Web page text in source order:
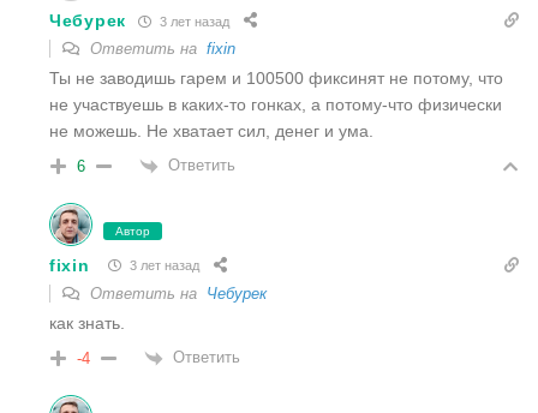
Чебурек 3 лет назад
Ответить на fixin
Ты не заводишь гарем и 100500 фиксинят не потому, что
не участвуешь в каких-то гонках, а потому-что физически
не можешь. Не хватает сил, денег и ума.
6 Ответить
Автор
fixin 3 лет назад
Ответить на Чебурек
как знать.
-4 Ответить